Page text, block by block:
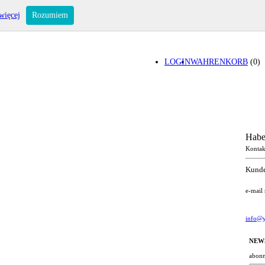
WAHRENKORB (0)
LOGIN
e-mail
Rozumiem